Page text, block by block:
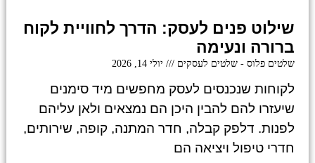
שילוט פנים לעסק: הדרך לחוויית לקוח
ברורה ונעימה
שלטים פלוס - שלטים לעסקים יולי 14, 2026
לקוחות שנכנסים לעסק מחפשים מיד סימנים
שיעזרו להם להבין היכן הם נמצאים ולאן עליהם
לפנות. דלפק קבלה, חדר המתנה, קופה, שירותים,
חדרי טיפול ויציאה הם